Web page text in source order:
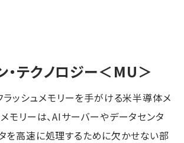
・テクノロジー＜MU＞
ッシュメモリーを手がける米半導体メ
モリーは、AIサーバーやデータセンタ
を高速に処理するために欠かせない部